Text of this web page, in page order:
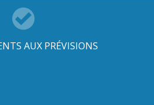
AUX PRÉVISIONS